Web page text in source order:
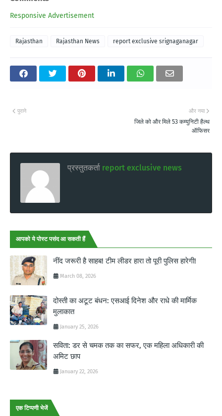
Responsive Advertisement
Rajasthan Rajasthan News report exclusive srignaganagar
और नया
जिले को और मिले 53 कम्युनिटी हैल्थ
ऑफिसर
पुराने
प्रस्तुतकर्ता report exclusive news
आपको ये पोस्ट पसंद आ सकती हैं
नींद जरूरी है साहब! टीम लीडर हारा तो पूरी पुलिस हारेगी!
March 08, 2026
दोस्ती का अटूट बंधन: एसआई दिनेश और राधे की मार्मिक
मुलाकात
January 25, 2026
सविता: डर से चमक तक का सफर, एक महिला अधिकारी की
अमिट छाप
January 22, 2026
एक टिप्पणी भेजें